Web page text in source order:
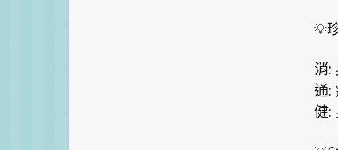
💡
消:
通:
健: